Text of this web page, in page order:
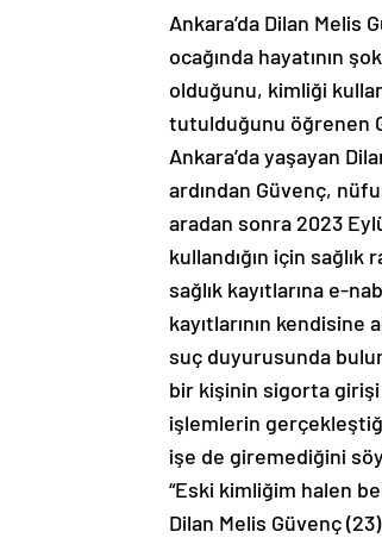
Ankara’da Dilan Melis
ocağında hayatının
olduğunu, kimliği
tutulduğunu öğrenen
Ankara’da yaşayan
ardından Güvenç,
aradan sonra 2023
kullandığın için sağlık
sağlık kayıtlarına e-
kayıtlarının kendisine
suç duyurusunda
bir kişinin sigorta girişi
işlemlerin
işe de giremediğini
“Eski kimliğim halen
Dilan Melis Güvenç